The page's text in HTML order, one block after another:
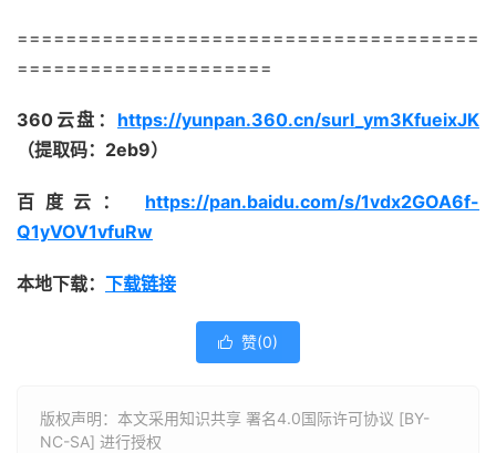
======================================
=====================
360云盘： https://yunpan.360.cn/surl_ym3KfueixJK
（提取码：2eb9）
百度云 ：
https://pan.baidu.com/s/1vdx2GOA6f-
Q1yVOV1vfuRw
本地下载： 下载链接
 赞(0)
版权声明：本文采用知识共享 署名4.0国际许可协议 [BY-
NC-SA] 进行授权